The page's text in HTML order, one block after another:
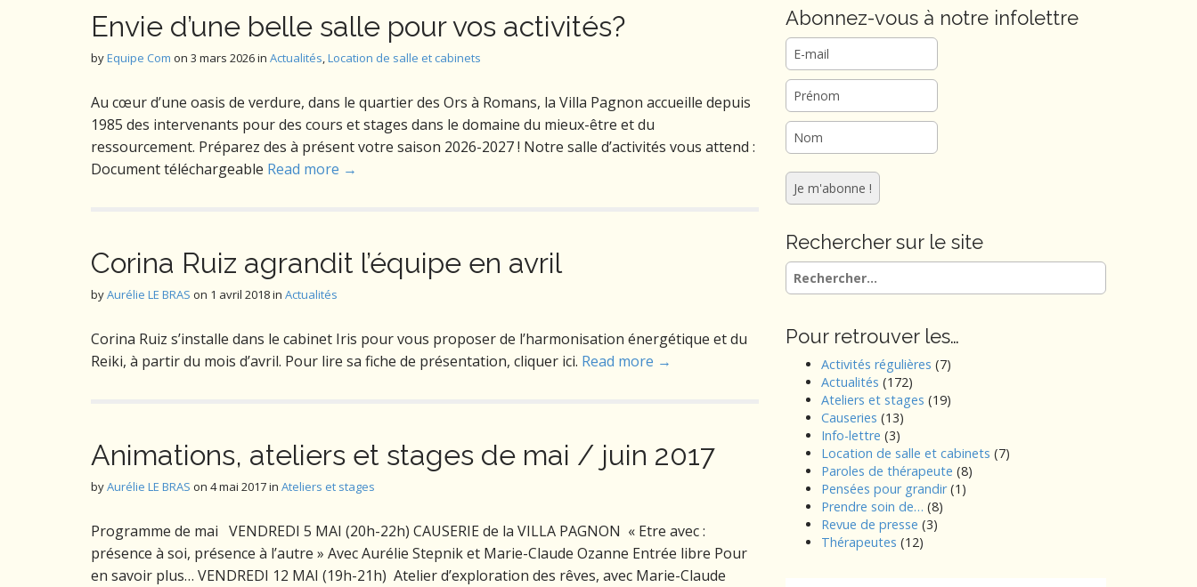
Envie d’une belle salle pour vos activités?
byEquipe Com on 3 mars 2026in Actualités,Location de salle et cabinets
Au cœur d’une oasis de verdure, dans le quartier des Ors à Romans, la Villa Pagnon accueille depuis
1985 des intervenants pour des cours et stages dans le domaine du mieux-être et du
ressourcement. Préparez des à présent votre saison 2026-2027 ! Notre salle d’activités vous attend :
Document téléchargeable Read more →
Corina Ruiz agrandit l’équipe en avril
byAurélie LE BRAS on 1 avril 2018in Actualités
Corina Ruiz s’installe dans le cabinet Iris pour vous proposer de l’harmonisation énergétique et du
Reiki, à partir du mois d’avril. Pour lire sa fiche de présentation, cliquer ici. Read more →
Animations, ateliers et stages de mai / juin 2017
byAurélie LE BRAS on 4 mai 2017in Ateliers et stages
Programme de mai VENDREDI 5 MAI (20h-22h) CAUSERIE de la VILLA PAGNON « Etre avec :
présence à soi, présence à l’autre » Avec Aurélie Stepnik et Marie-Claude Ozanne Entrée libre Pour
en savoir plus… VENDREDI 12 MAI (19h-21h) Atelier d’exploration des rêves, avec Marie-Claude
Abonnez-vous à notre infolettre
Rechercher sur le site
Rechercher :
Pour retrouver les…
Activités régulières (7)
Actualités (172)
Ateliers et stages (19)
Causeries (13)
Info-lettre (3)
Location de salle et cabinets (7)
Paroles de thérapeute (8)
Pensées pour grandir(1)
Prendre soin de… (8)
Revue de presse (3)
Thérapeutes (12)